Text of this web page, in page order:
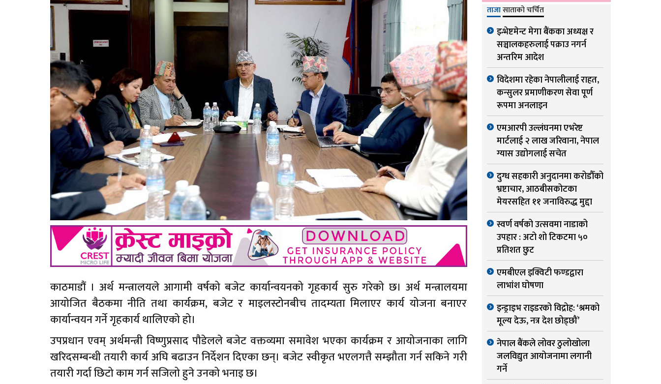
काठमाडौं । अर्थ मन्त्रालयले आगामी वर्षको बजेट कार्यान्वयनको गृहकार्य सुरु गरेको छ। अर्थ मन्त्रालयमा
आयोजित बैठकमा नीति तथा कार्यक्रम, बजेट र माइलस्टोनबीच तादम्यता मिलाएर कार्य योजना बनाएर
कार्यान्वयन गर्ने गृहकार्य थालिएको हो।
उपप्रधान एवम् अर्थमन्त्री विष्णुप्रसाद पौडेलले बजेट वक्तव्यमा समावेश भएका कार्यक्रम र आयोजनाका लागि
खरिदसम्बन्धी तयारी कार्य अघि बढाउन निर्देशन दिएका छन्। बजेट स्वीकृत भएलगत्तै सम्झौता गर्न सकिने गरी
तयारी गर्दा छिटो काम गर्न सजिलो हुने उनको भनाइ छ।
ताजासाताको चर्चित
इन्भेष्टमेन्ट मेगा बैंकका अध्यक्ष र
सञ्चालकहरुलाई पक्राउ नगर्न
अन्तरिम आदेश
विदेशमा रहेका नेपालीलाई राहत,
कन्सुलर प्रमाणीकरण सेवा पूर्ण
रूपमा अनलाइन
एमआरपी उल्लंघनमा एभरेष्ट
मार्टलाई २ लाख जरिवाना, नेपाल
ग्यास उद्योगलाई सचेत
दुग्ध सहकारी अनुदानमा करोडौँको
भ्रष्टाचार, आठबीसकोटका
मेयरसहित ११ जनाविरुद्ध मुद्दा
स्वर्ण वर्षको उत्सवमा नाडाको
उपहार : अटो शो टिकटमा ५०
प्रतिशत छुट
एमबीएल इक्विटी फण्डद्वारा
लाभांश घोषणा
इन्ड्राइभ राइडरको विद्रोह: ‘श्रमको
मूल्य देऊ, नत्र देश छोड्छौं’
नेपाल बैंकले लोवर ठुलोखोला
जलविद्युत आयोजनामा लगानी
गर्ने